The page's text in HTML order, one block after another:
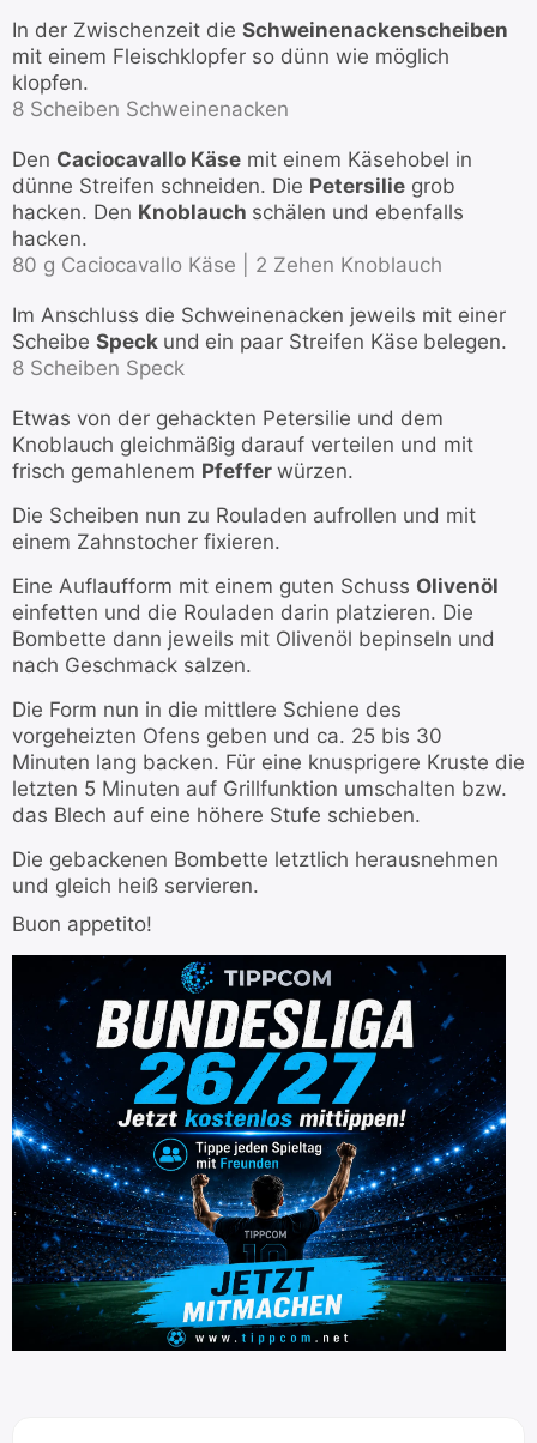
In der Zwischenzeit die Schweinenackenscheiben
mit einem Fleischklopfer so dünn wie möglich
klopfen.
8 Scheiben Schweinenacken
Den Caciocavallo Käse mit einem Käsehobel in
dünne Streifen schneiden. Die Petersilie grob
hacken. Den Knoblauch schälen und ebenfalls
hacken.
80 g Caciocavallo Käse |
2 Zehen Knoblauch
Im Anschluss die Schweinenacken jeweils mit einer
Scheibe Speck und ein paar Streifen Käse belegen.
8 Scheiben Speck
Etwas von der gehackten Petersilie und dem
Knoblauch gleichmäßig darauf verteilen und mit
frisch gemahlenem Pfeffer würzen.
Die Scheiben nun zu Rouladen aufrollen und mit
einem Zahnstocher fixieren.
Eine Auflaufform mit einem guten Schuss Olivenöl
einfetten und die Rouladen darin platzieren. Die
Bombette dann jeweils mit Olivenöl bepinseln und
nach Geschmack salzen.
Die Form nun in die mittlere Schiene des
vorgeheizten Ofens geben und ca. 25 bis 30
Minuten lang backen. Für eine knusprigere Kruste die
letzten 5 Minuten auf Grillfunktion umschalten bzw.
das Blech auf eine höhere Stufe schieben.
Die gebackenen Bombette letztlich herausnehmen
und gleich heiß servieren.
Buon appetito!